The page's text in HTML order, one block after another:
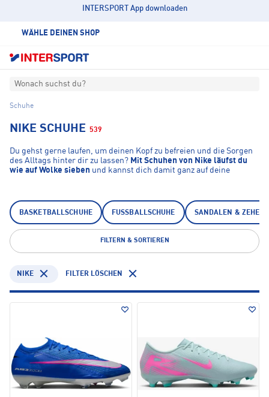
INTERSPORT App downloaden
WÄHLE DEINEN SHOP
Wonach suchst du?
Schuhe
NIKE SCHUHE 539
Du gehst gerne laufen, um deinen Kopf zu befreien und die Sorgen
des Alltags hinter dir zu lassen? Mit Schuhen von Nike läufst du
wie auf Wolke sieben und kannst dich damit ganz auf deine
ausgeführt sein können.
BASKETBALLSCHUHE FUSSBALLSCHUHE SANDALEN &
FILTERN & SORTIEREN
NIKE FILTER LÖSCHEN